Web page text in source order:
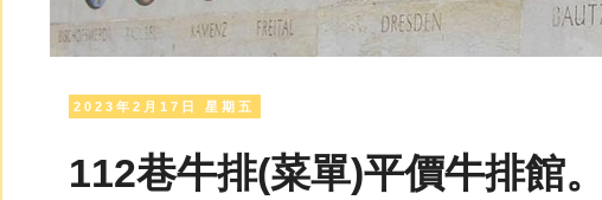
2023年2月17日 星期五
112巷牛排(菜單)平價牛排館